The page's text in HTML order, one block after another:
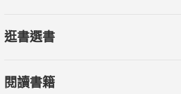
速有效區分任務順序」，更能學習繪
成任務，最重要的是，讓自己不因事
逛書選書
閱讀書籍